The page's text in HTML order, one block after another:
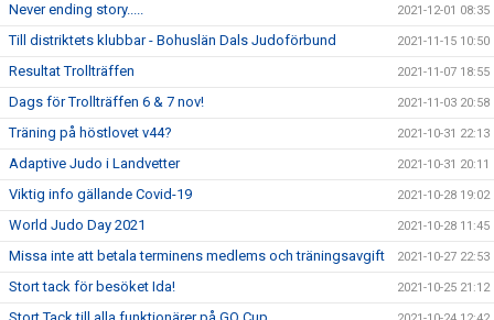
Never ending story..... 2021-12-01 08:35
Till distriktets klubbar - Bohuslän Dals Judoförbund 2021-11-15 10:50
Resultat Trollträffen 2021-11-07 18:55
Dags för Trollträffen 6 & 7 nov! 2021-11-03 20:58
Träning på höstlovet v44? 2021-10-31 22:13
Adaptive Judo i Landvetter 2021-10-31 20:11
Viktig info gällande Covid-19 2021-10-28 19:02
World Judo Day 2021 2021-10-28 11:45
Missa inte att betala terminens medlems och träningsavgift 2021-10-27 22:53
Stort tack för besöket Ida! 2021-10-25 21:12